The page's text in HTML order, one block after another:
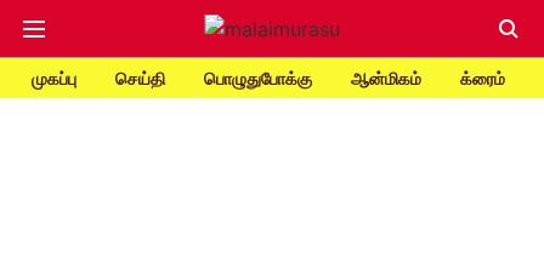
முகப்பு செய்தி பொழுதுபோக்கு ஆன்மிகம் க்ரைம்